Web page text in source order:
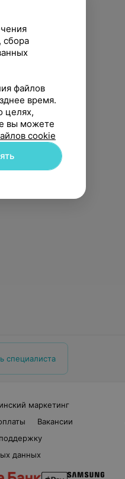
специалиста
маркетинг
Вакансии
данных
сбора
файлов
время.
целях,
вы можете
cookie